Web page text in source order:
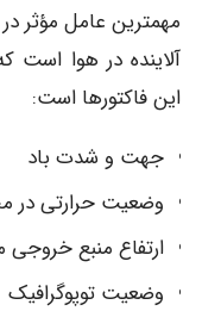
مهمترین عامل مؤثر
آلاینده در هوا است
این فاکتورها است:
جهت و شدت باد
وضعیت حرارتی در
ارتفاع منبع خروجی
وضعیت توپوگرافیک